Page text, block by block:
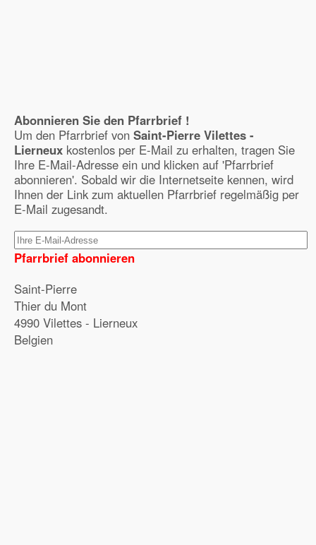
Abonnieren Sie den Pfarrbrief !
Um den Pfarrbrief von Saint-Pierre Vilettes -
Lierneux kostenlos per E-Mail zu erhalten, tragen Sie
Ihre E-Mail-Adresse ein und klicken auf 'Pfarrbrief
abonnieren'. Sobald wir die Internetseite kennen, wird
Ihnen der Link zum aktuellen Pfarrbrief regelmäßig per
E-Mail zugesandt.
Pfarrbrief abonnieren
Saint-Pierre
Thier du Mont
4990 Vilettes - Lierneux
Belgien